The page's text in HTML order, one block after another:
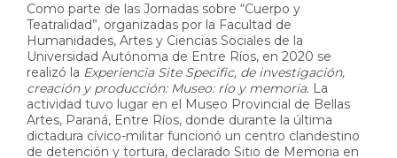
Como parte de las Jornadas sobre “Cuerpo y
Teatralidad”, organizadas por la Facultad de
Humanidades, Artes y Ciencias Sociales de la
Universidad Autónoma de Entre Ríos, en 2020 se
realizó la Experiencia Site Specific, de investigación,
creación y producción: Museo: río y memoria. La
actividad tuvo lugar en el Museo Provincial de Bellas
Artes, Paraná, Entre Ríos, donde durante la última
dictadura cívico-militar funcionó un centro clandestino
de detención y tortura, declarado Sitio de Memoria en